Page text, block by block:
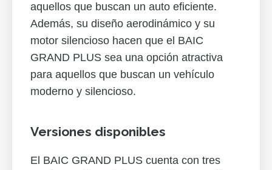
aquellos que buscan un auto eficiente.
Además, su diseño aerodinámico y su
motor silencioso hacen que el BAIC
GRAND PLUS sea una opción atractiva
para aquellos que buscan un vehículo
moderno y silencioso.
Versiones disponibles
El BAIC GRAND PLUS cuenta con tres